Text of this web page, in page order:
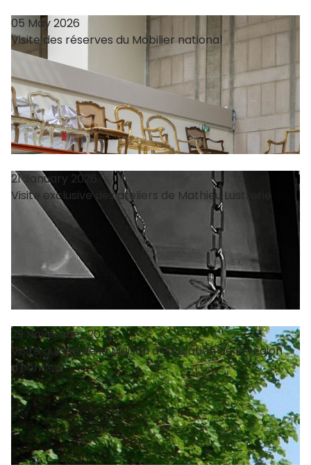
05 May 2026
Visite des réserves du Mobilier national
21 January 2026
Visite exclusive des ateliers de Mathieu Lustrerie
29 November 2025
Visite guidée de la Maison d'éducation de la Légion
d'honneur